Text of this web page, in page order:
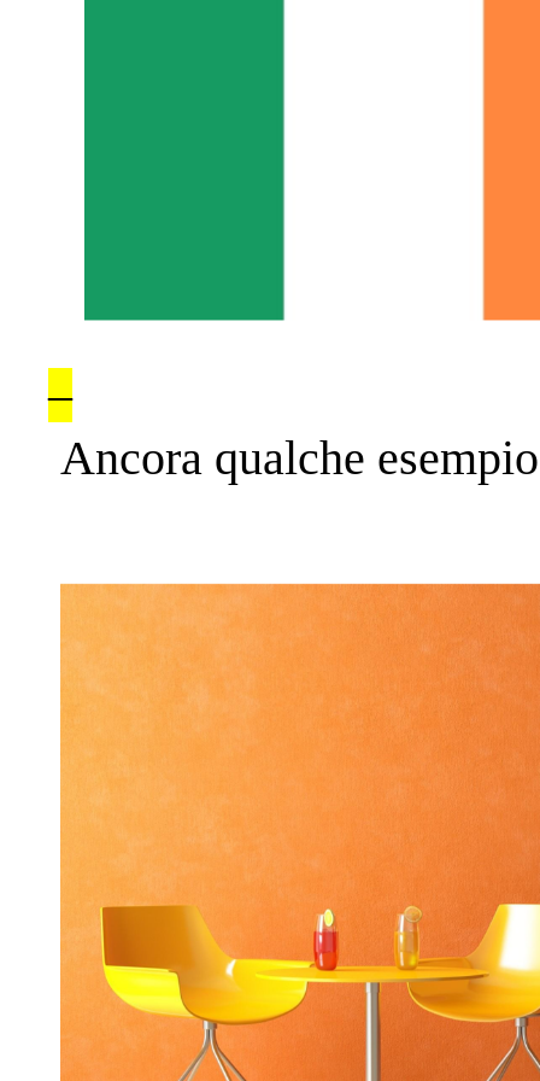
–
Ancora qualche